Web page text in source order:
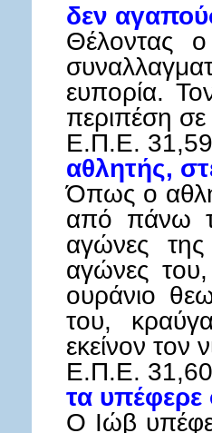
δεν
Θέλοντας
ευπορία.
περιπέση
Ε.Π.Ε.
αθλητής,
Όπως ο
από πάνω
αγώνες
αγώνες
ουράνιο
του,
εκείνον τον
Ε.Π.Ε.
τα υπέφερε
Ο Ιώβ